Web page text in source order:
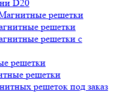
D20
решетки
решетки
решетки с
решетки
решетки
решеток под заказ